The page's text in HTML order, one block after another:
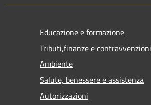
Educazione e formazione
Tributi,finanze e contravvenzioni
Ambiente
Salute, benessere e assistenza
Autorizzazioni